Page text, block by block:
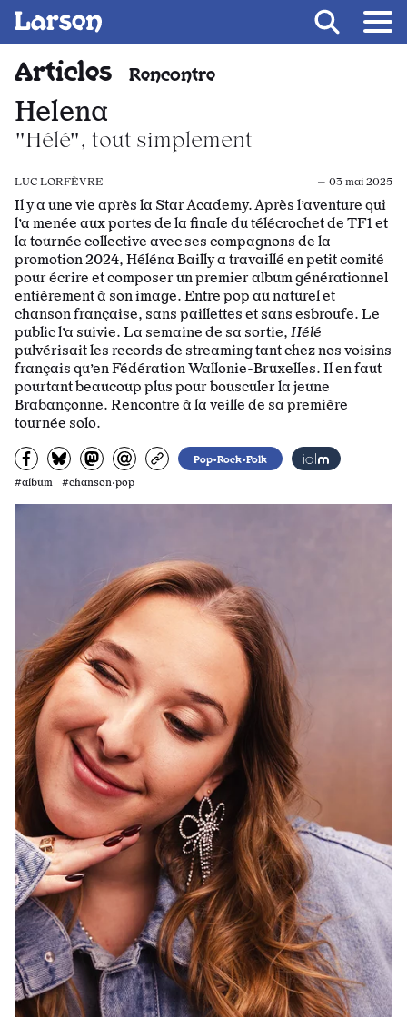
Fil d’ariane
Articles Rencontre
Helena
"Hélé", tout simplement
LUC LORFÈVRE — 03 mai 2025
Il y a une vie après la Star Academy. Après l’aventure qui
l’a menée aux portes de la finale du télécrochet de TF1 et
la tournée collective avec ses compagnons de la
promotion 2024, Héléna Bailly a travaillé en petit comité
pour écrire et composer un premier album générationnel
entièrement à son image. Entre pop au naturel et
chanson française, sans paillettes et sans esbroufe. Le
public l’a suivie. La semaine de sa sortie, Hélé
pulvérisait les records de streaming tant chez nos voisins
français qu’en Fédération Wallonie-Bruxelles. Il en faut
pourtant beaucoup plus pour bousculer la jeune
Brabançonne. Rencontre à la veille de sa première
tournée solo.
Partagez sur Facebook
Partager sur Bluesky
Partager sur Mastodon
Partagez par e-mail
Copiez l’urlPop•Rock•Folk
#album #chanson·pop